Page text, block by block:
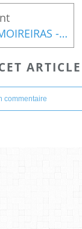
O JARDIM DAS AMOIREIRAS - LISBONNE
ARTICLE
commentaire